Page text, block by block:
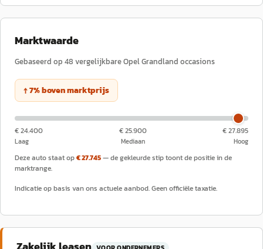
Marktwaarde
Gebaseerd op 48 vergelijkbareOpelGrandland occasions
↑7%bovenmarktprijs
€ 24.400
Laag
€ 25.900
Mediaan
€ 27.895
Hoog
Deze auto staat op€ 27.745— de gekleurde stip toont de positie in de
marktrange.
Indicatie op basis van ons actuele aanbod. Geen officiële taxatie.